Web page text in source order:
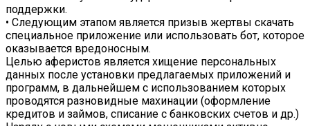
поддержки.
• Следующим этапом является призыв жертвы скачать
специальное приложение или использовать бот, которое
оказывается вредоносным.
Целью аферистов является хищение персональных
данных после установки предлагаемых приложений и
программ, в дальнейшем с использованием которых
проводятся разновидные махинации (оформление
кредитов и займов, списание с банковских счетов и др.)